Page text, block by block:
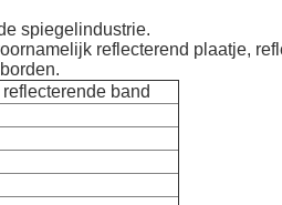
spiegelindustrie.
reflecterend plaatje,
band